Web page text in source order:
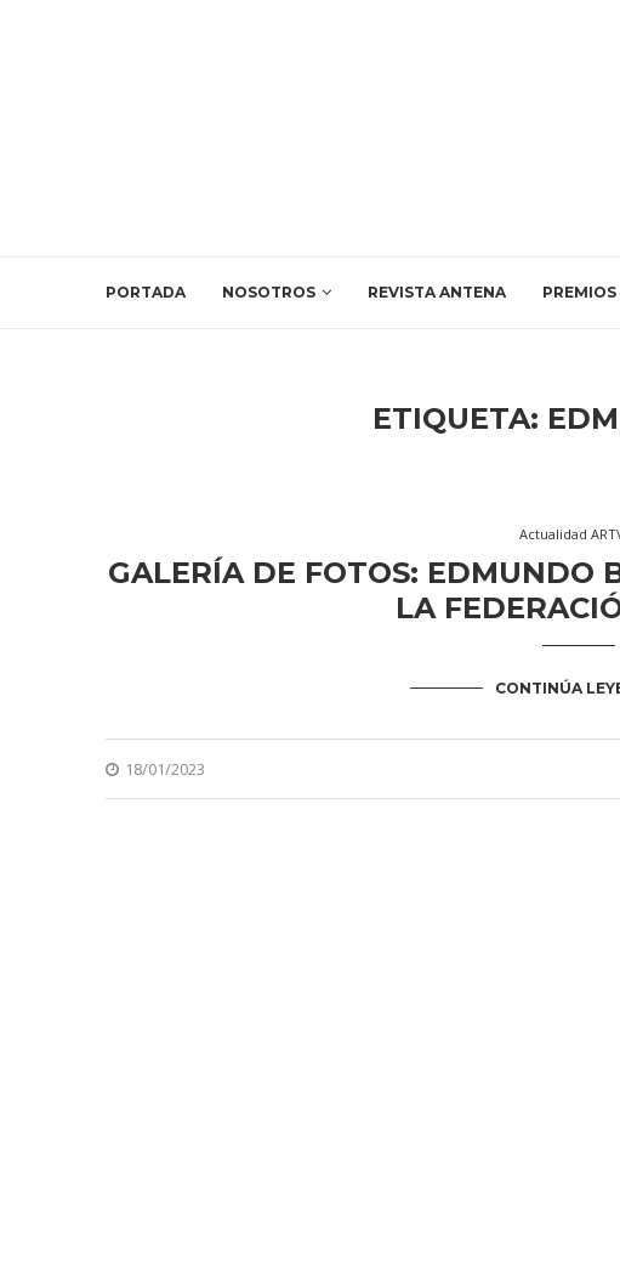
PORTADA NOSOTROS REVISTA ANTENA PREMIOS
ETIQUETA:
Actualidad
GALERÍA DE FOTOS: EDMUNDO
LA
CONTINÚA
18/01/2023